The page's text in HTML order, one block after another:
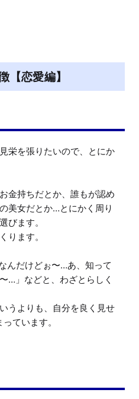
【恋愛編】
栄を張りたいので、とにか
金持ちだとか、誰もが認め
美女だとか…とにかく周り
びます。
ります。
んだけどぉ〜…あ、知って
…」などと、わざとらしく
うよりも、自分を良く見せ
ています。